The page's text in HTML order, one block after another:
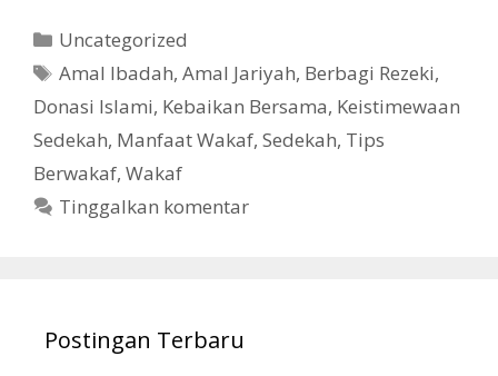
Kategori
Uncategorized
Tag
Amal Ibadah,Amal Jariyah, Berbagi Rezeki,
Donasi Islami, Kebaikan Bersama, Keistimewaan
Sedekah, Manfaat Wakaf, Sedekah, Tips
Berwakaf, Wakaf
Tinggalkan komentar
Postingan Terbaru